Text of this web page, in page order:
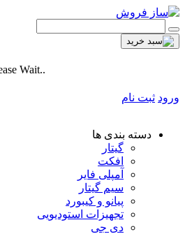
Wait..
ورود ثبت نام
دسته بندی ها
گیتار
افکت
آمپلی فایر
سیم گیتار
پیانو و کیبورد
تجهیزات استودیویی
دی جی